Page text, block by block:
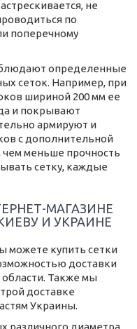
не
по
поперечному
определенные
сеток. Например, при
шириной 200 мм ее
и покрывают
армируют и
с дополнительной
меньше прочность
сетку, каждые
МАГАЗИНЕ
И УКРАИНЕ
можете купить сетки
доставки
Также мы
доставке
Украины.
различного диаметра